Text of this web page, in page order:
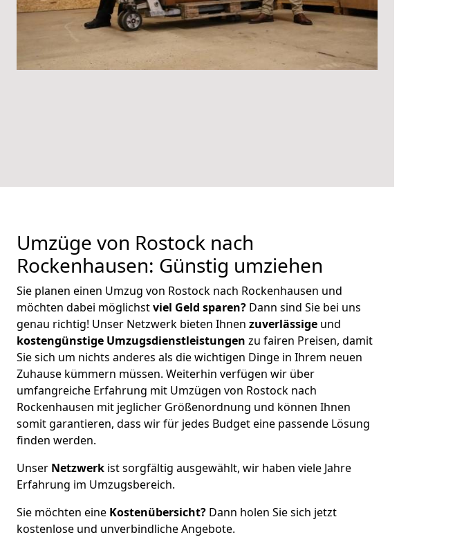
Umzüge von Rostock nach
Rockenhausen: Günstig umziehen
Sie planen einen Umzug von Rostock nach Rockenhausen und
möchten dabei möglichstviel Geld sparen? Dann sind Sie bei uns
genau richtig! Unser Netzwerk bieten Ihnen zuverlässige und
kostengünstige Umzugsdienstleistungen zu fairen Preisen, damit
Sie sich um nichts anderes als die wichtigen Dinge in Ihrem neuen
Zuhause kümmern müssen. Weiterhin verfügen wir über
umfangreiche Erfahrung mit Umzügen von Rostock nach
Rockenhausen mit jeglicher Größenordnung und können Ihnen
somit garantieren, dass wir für jedes Budget eine passende Lösung
finden werden.
Unser Netzwerk ist sorgfältig ausgewählt, wir haben viele Jahre
Erfahrung im Umzugsbereich.
Sie möchten eine Kostenübersicht? Dann holen Sie sich jetzt
kostenlose und unverbindliche Angebote.